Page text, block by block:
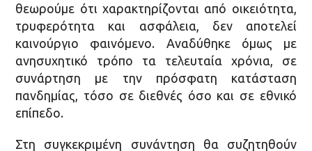
θεωρούμε ότι χαρακτηρίζονται από οικειότητα,
τρυφερότητα και ασφάλεια, δεν αποτελεί
καινούργιο φαινόμενο. Αναδύθηκε όμως με
ανησυχητικό τρόπο τα τελευταία χρόνια, σε
συνάρτηση με την πρόσφατη κατάσταση
πανδημίας, τόσο σε διεθνές όσο και σε εθνικό
επίπεδο.
Στη συγκεκριμένη συνάντηση θα συζητηθούν